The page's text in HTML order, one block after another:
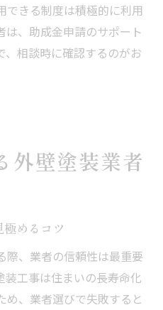
できる制度は積極的に利用
は、助成金申請のサポート
、相談時に確認するのがお
外壁塗装業者
めるコツ
際、業者の信頼性は最重要
装工事は住まいの長寿命化
め、業者選びで失敗すると